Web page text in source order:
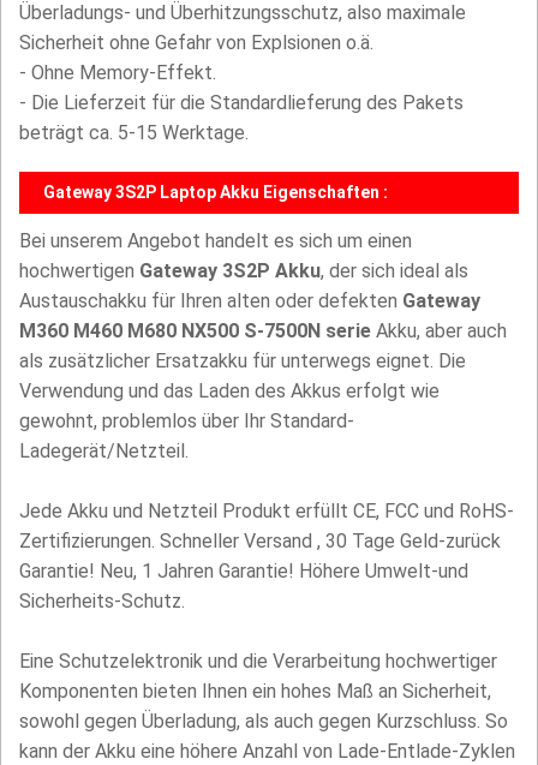
Überladungs- und Überhitzungsschutz, also maximale
Sicherheit ohne Gefahr von Explsionen o.ä.
- Ohne Memory-Effekt.
- Die Lieferzeit für die Standardlieferung des Pakets
beträgt ca. 5-15 Werktage.
Gateway 3S2P Laptop Akku Eigenschaften :
Bei unserem Angebot handelt es sich um einen
hochwertigen Gateway 3S2P Akku, der sich ideal als
Austauschakku für Ihren alten oder defekten Gateway
M360 M460 M680 NX500 S-7500N serie Akku, aber auch
als zusätzlicher Ersatzakku für unterwegs eignet. Die
Verwendung und das Laden des Akkus erfolgt wie
gewohnt, problemlos über Ihr Standard-
Ladegerät/Netzteil.
Jede Akku und Netzteil Produkt erfüllt CE, FCC und RoHS-
Zertifizierungen. Schneller Versand , 30 Tage Geld-zurück
Garantie! Neu, 1 Jahren Garantie! Höhere Umwelt-und
Sicherheits-Schutz.
Eine Schutzelektronik und die Verarbeitung hochwertiger
Komponenten bieten Ihnen ein hohes Maß an Sicherheit,
sowohl gegen Überladung, als auch gegen Kurzschluss. So
kann der Akku eine höhere Anzahl von Lade-Entlade-Zyklen